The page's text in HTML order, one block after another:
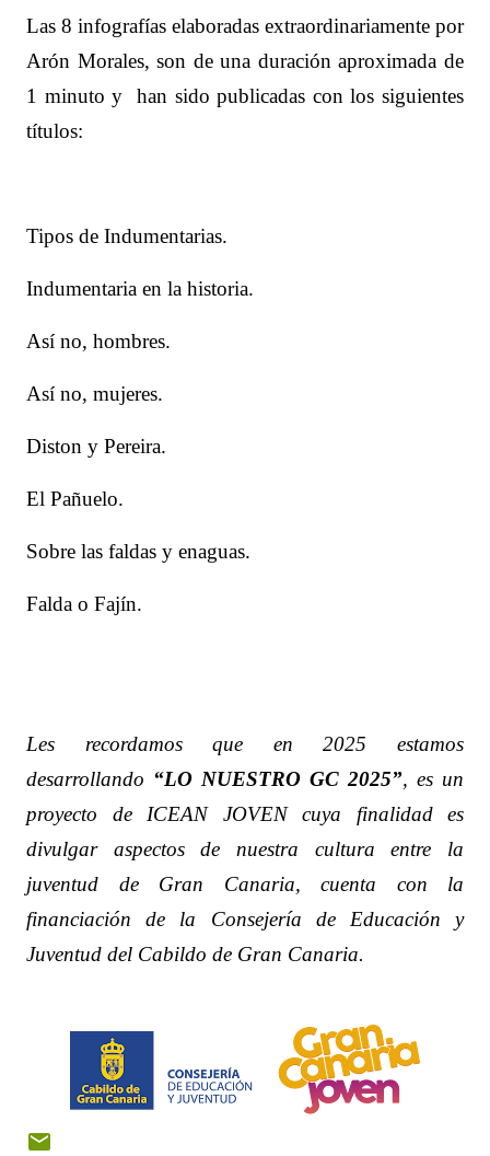
Las 8 infografías elaboradas extraordinariamente por
Arón Morales, son de una duración aproximada de
1 minuto y
han sido publicadas con los siguientes
títulos:
Tipos de Indumentarias.
Indumentaria en la historia.
Así no, hombres.
Así no, mujeres.
Diston y Pereira.
El Pañuelo.
Sobre las faldas y enaguas.
Falda o Fajín.
Les recordamos que en 2025 estamos
desarrollando “LO NUESTRO GC 2025”, es un
proyecto de ICEAN JOVEN cuya finalidad es
divulgar aspectos de nuestra cultura entre la
juventud de Gran Canaria, cuenta con la
financiación de la Consejería de Educación y
Juventud del Cabildo de Gran Canaria.